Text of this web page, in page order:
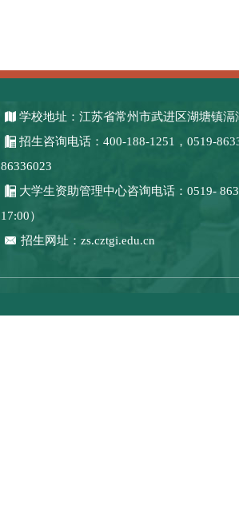
学校地址：江苏省常州市武进区湖塘镇滆
招生咨询电话：400-188-1251，0519-
86336023
大学生资助管理中心咨询电话：0519-
17:00）
招生网址：zs.cztgi.edu.cn